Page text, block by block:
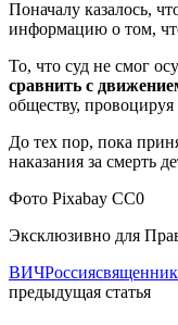
Поначалу казалось,
информацию о том,
То, что суд не смог
сравнить с
обществу,
До тех пор, пока
наказания за смерть
Фото Pixabay CC0
Эксклюзивно для
ВИЧРоссиясвященник
предыдущая статья